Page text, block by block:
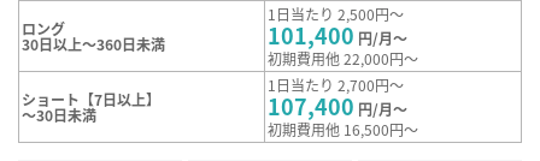
ロング
30日以上～360日未満
1日当たり 2,500円～
101,400 円/月～
初期費用他 22,000円～
ショート【7日以上】
～30日未満
1日当たり 2,700円～
107,400 円/月～
初期費用他 16,500円～